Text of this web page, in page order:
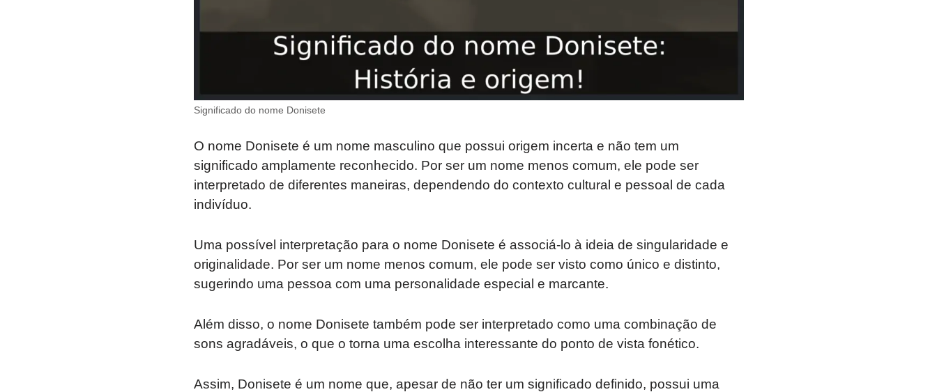
Significado do nome Donisete
O nome Donisete é um nome masculino que possui origem incerta e não tem um
significado amplamente reconhecido. Por ser um nome menos comum, ele pode ser
interpretado de diferentes maneiras, dependendo do contexto cultural e pessoal de cada
indivíduo.
Uma possível interpretação para o nome Donisete é associá-lo à ideia de singularidade e
originalidade. Por ser um nome menos comum, ele pode ser visto como único e distinto,
sugerindo uma pessoa com uma personalidade especial e marcante.
Além disso, o nome Donisete também pode ser interpretado como uma combinação de
sons agradáveis, o que o torna uma escolha interessante do ponto de vista fonético.
Assim, Donisete é um nome que, apesar de não ter um significado definido, possui uma